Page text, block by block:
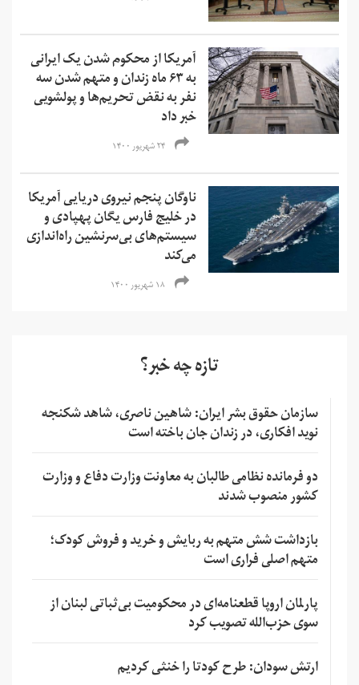
آمریکا از محکوم شدن یک ایرانی
به ۶۳ ماه زندان و متهم شدن سه
نفر به نقض تحریم‌ها و‌ پولشویی
خبر داد
۲۴ شهریور ۱۴۰۰
ناوگان پنجم نیروی دریایی آمریکا
در خلیج فارس یگان پهپادی و
سیستم‌های بی‌سرنشین راه‌اندازی
می‌کند
۱۸ شهریور ۱۴۰۰
تازه چه خبر؟
سازمان حقوق بشر ایران: شاهین ناصری، شاهد شکنجه
نوید افکاری، در زندان جان باخته است
دو فرمانده نظامی طالبان به معاونت وزارت دفاع و وزارت
کشور منصوب شدند
بازداشت شش متهم به ربایش و خرید و فروش کودک؛
متهم اصلی فراری است
پارلمان اروپا قطعنامه‌ای در محکومیت بی‌ثباتی لبنان از
سوی حزب‌الله تصویب کرد
ارتش سودان: طرح کودتا را خنثی کردیم